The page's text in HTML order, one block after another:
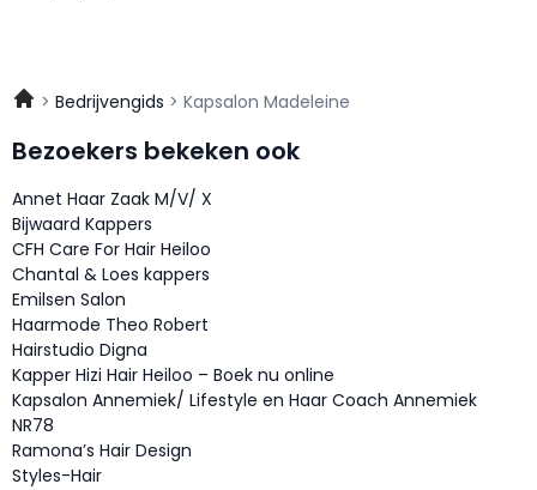
Bedrijvengids Kapsalon Madeleine
Bezoekers bekeken ook
Annet Haar Zaak M/V/ X
Bijwaard Kappers
CFH Care For Hair Heiloo
Chantal & Loes kappers
Emilsen Salon
Haarmode Theo Robert
Hairstudio Digna
Kapper Hizi Hair Heiloo – Boek nu online
Kapsalon Annemiek/ Lifestyle en Haar Coach Annemiek
NR78
Ramona’s Hair Design
Styles-Hair